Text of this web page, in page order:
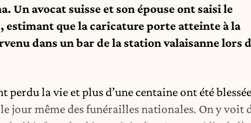
Un avocat suisse et son épouse ont saisi le
que la caricature porte atteinte à la
dans un bar de la station valaisanne lors
perdu la vie et plus d’une centaine ont été
jour même des funérailles nationales. On y voit